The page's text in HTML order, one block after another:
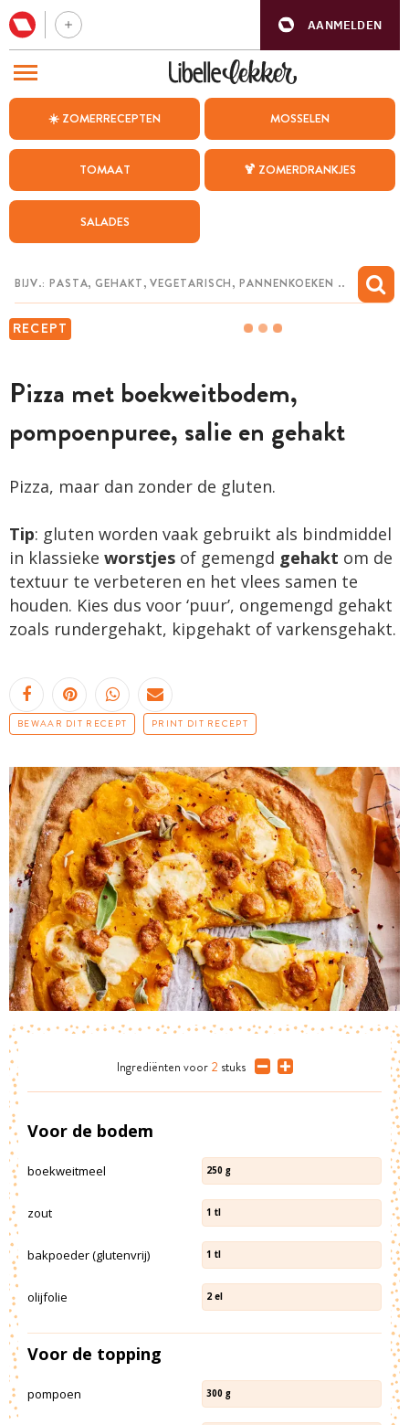
AANMELDEN
☀️ ZOMERRECEPTEN MOSSELEN
TOMAAT 🍹 ZOMERDRANKJES
SALADES
RECEPT
Pizza met boekweitbodem,
pompoenpuree, salie en gehakt
Pizza, maar dan zonder de gluten.
Tip: gluten worden vaak gebruikt als bindmiddel
in klassieke worstjes of gemengd gehakt om de
textuur te verbeteren en het vlees samen te
houden. Kies dus voor ‘puur’, ongemengd gehakt
zoals rundergehakt, kipgehakt of varkensgehakt.
BEWAAR DIT RECEPT PRINT DIT RECEPT
Ingrediënten voor 2 stuks
Voor de bodem
boekweitmeel 250 g
zout 1 tl
bakpoeder (glutenvrij) 1 tl
olijfolie 2 el
Voor de topping
pompoen 300 g
BEZOEK ONZE ANDERE WEBSITES
WEEKMENU
CHAT MET MAIA
MIJN BEWAARDE RECEPTEN